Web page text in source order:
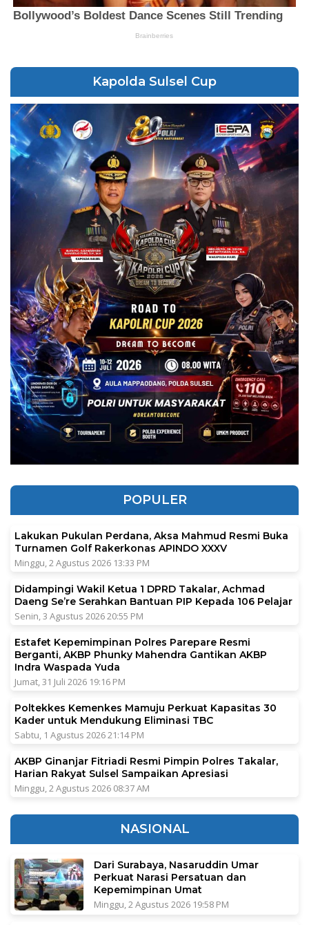
Kapolda Sulsel Cup
POPULER
Lakukan Pukulan Perdana, Aksa Mahmud Resmi Buka
Turnamen Golf Rakerkonas APINDO XXXV
Minggu, 2 Agustus 2026 13:33 PM
Didampingi Wakil Ketua 1 DPRD Takalar, Achmad
Daeng Se’re Serahkan Bantuan PIP Kepada 106 Pelajar
Senin, 3 Agustus 2026 20:55 PM
Estafet Kepemimpinan Polres Parepare Resmi
Berganti, AKBP Phunky Mahendra Gantikan AKBP
Indra Waspada Yuda
Jumat, 31 Juli 2026 19:16 PM
Poltekkes Kemenkes Mamuju Perkuat Kapasitas 30
Kader untuk Mendukung Eliminasi TBC
Sabtu, 1 Agustus 2026 21:14 PM
AKBP Ginanjar Fitriadi Resmi Pimpin Polres Takalar,
Harian Rakyat Sulsel Sampaikan Apresiasi
Minggu, 2 Agustus 2026 08:37 AM
NASIONAL
Dari Surabaya, Nasaruddin Umar
Perkuat Narasi Persatuan dan
Kepemimpinan Umat
Minggu, 2 Agustus 2026 19:58 PM